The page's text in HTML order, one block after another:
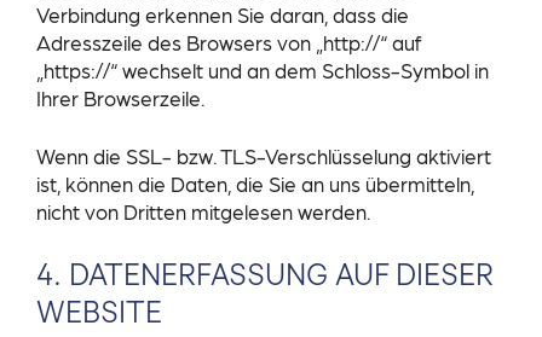
Verbindung erkennen Sie daran, dass die
Adresszeile des Browsers von „http://“ auf
„https://“ wechselt und an dem Schloss-Symbol in
Ihrer Browserzeile.
Wenn die SSL- bzw. TLS-Verschlüsselung aktiviert
ist, können die Daten, die Sie an uns übermitteln,
nicht von Dritten mitgelesen werden.
4. DATENERFASSUNG AUF DIESER
WEBSITE